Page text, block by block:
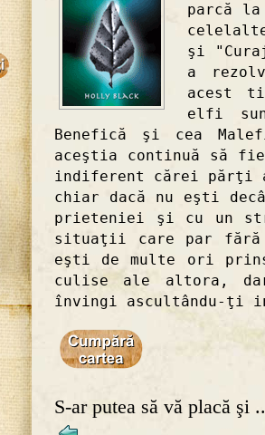
parcă
şi
a
acest
elfi
Benefică şi cea
aceştia continuă să
indiferent cărei părţi
chiar dacă nu eşti
prieteniei şi cu un
situaţii care par fără
eşti de multe ori
culise ale altora,
învingi ascultându-ţi
S-ar putea să vă placă şi